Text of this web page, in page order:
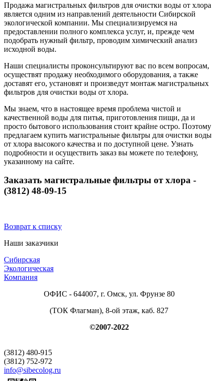
Продажа магистральных фильтров для очистки воды от хлора
является одним из направлений деятельности Сибирской
экологической компании. Мы специализируемся на
предоставлении полного комплекса услуг, и, прежде чем
подобрать нужный фильтр, проводим химический анализ
исходной воды.
Наши специалисты проконсультируют вас по всем вопросам,
осуществят продажу необходимого оборудования, а также
доставят его, установят и произведут монтаж магистральных
фильтров для очистки воды от хлора.
Мы знаем, что в настоящее время проблема чистой и
качественной воды для питья, приготовления пищи, да и
просто бытового использования стоит крайне остро. Поэтому
предлагаем купить магистральные фильтры для очистки воды
от хлора высокого качества и по доступной цене. Узнать
подробности и осуществить заказ вы можете по телефону,
указанному на сайте.
Заказать магистральные фильтры от хлора -
(3812) 48-09-15
Возврат к списку
Наши заказчики
Сибирская
Экологическая
Компания
ОФИС - 644007, г. Омск, ул. Фрунзе 80
(ТОК Флагман), 8-ой этаж, каб. 827
©2007-2022
(3812) 480-915
(3812) 752-972
info@sibecolog.ru